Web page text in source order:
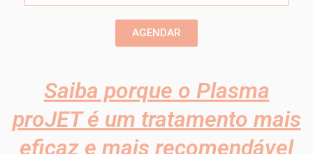
AGENDAR
Saiba porque o Plasma
proJET é um tratamento mais
eficaz e mais recomendável